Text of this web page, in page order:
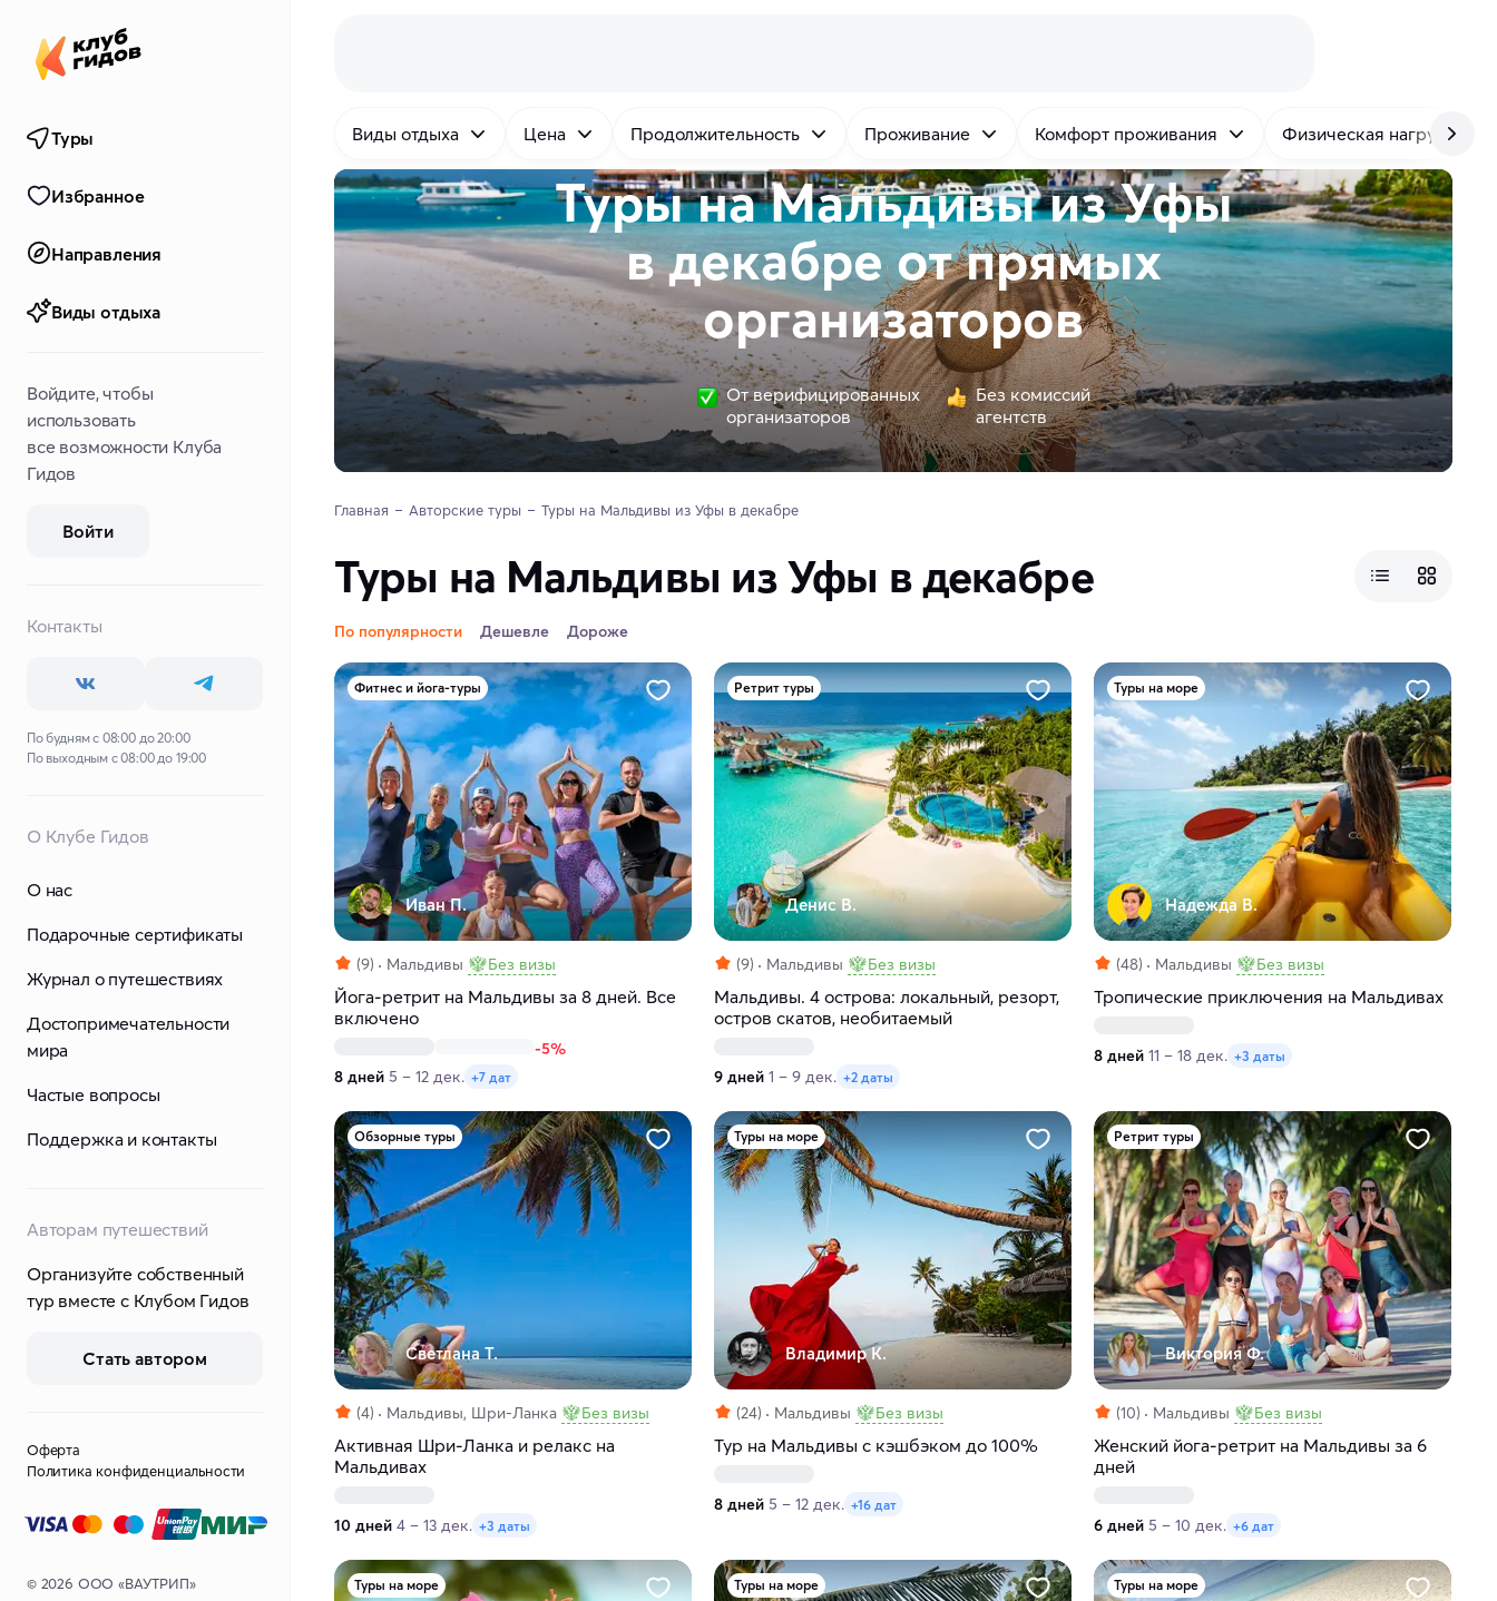
Туры
Избранное
Направления
Виды отдыха
Войдите, чтобы
использовать
все возможности Клуба
Гидов
Войти
Контакты
По будням с 08:00 до 20:00
По выходным с 08:00 до 19:00
О Клубе Гидов
О нас
Подарочные сертификаты
Журнал о путешествиях
Достопримечательности
мира
Частые вопросы
Поддержка и контакты
Авторам путешествий
Организуйте собственный
тур вместе с Клубом Гидов
Стать автором
Оферта
Политика конфиденциальности
© 2026 ООО «ВАУТРИП»
Виды отдыха Цена Продолжительность Проживание Комфорт проживания Физическая нагрузка
Туры на Мальдивы из Уфы
в декабре отпрямых
организаторов
От верифицированных
организаторов
Без комиссий
агентств
Главная Авторские туры Туры на Мальдивы из Уфы в декабре
Туры на Мальдивы из Уфы в декабре
По популярности Дешевле Дороже
Фитнес и йога-туры
Иван П.
(9) Мальдивы Без визы
Йога-ретрит на Мальдивы за 8 дней. Все
включено
-5%
8 дней 5 – 12 дек. +7 дат
Ретрит туры
Денис В.
(9) Мальдивы Без визы
Мальдивы. 4 острова: локальный, резорт,
остров скатов, необитаемый
9 дней 1 – 9 дек. +2 даты
Туры на море
Надежда В.
(48) Мальдивы Без визы
Тропические приключения на Мальдивах
8 дней 11 – 18 дек. +3 даты
Обзорные туры
Светлана Т.
(4) Мальдивы, Шри-Ланка Без визы
Активная Шри-Ланка и релакс на
Мальдивах
10 дней 4 – 13 дек. +3 даты
Туры на море
Владимир К.
(24) Мальдивы Без визы
Тур на Мальдивы с кэшбэком до 100%
8 дней 5 – 12 дек. +16 дат
Ретрит туры
Виктория Ф.
(10) Мальдивы Без визы
Женский йога-ретрит на Мальдивы за 6
дней
6 дней 5 – 10 дек. +6 дат
Туры на море Туры на море Туры на море